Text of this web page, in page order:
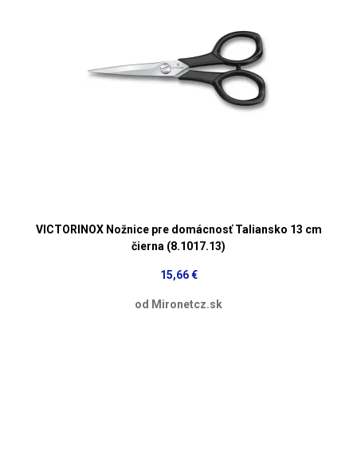
VICTORINOX Nožnice pre domácnosť Taliansko 13 cm
čierna (8.1017.13)
15,66 €
od Mironetcz.sk